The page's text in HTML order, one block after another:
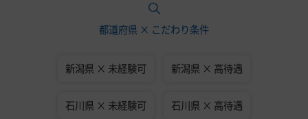
都道府県 × こだわり条件
新潟県 × 未経験可 新潟県 × 高待遇
石川県 × 未経験可 石川県 × 高待遇